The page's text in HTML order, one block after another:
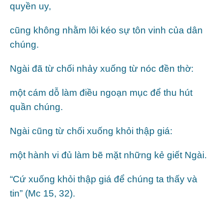
quyền uy,
cũng không nhằm lôi kéo sự tôn vinh của dân
chúng.
Ngài đã từ chối nhảy xuống từ nóc đền thờ:
một cám dỗ làm điều ngoạn mục để thu hút
quần chúng.
Ngài cũng từ chối xuống khỏi thập giá:
một hành vi đủ làm bẽ mặt những kẻ giết Ngài.
“Cứ xuống khỏi thập giá để chúng ta thấy và
tin” (Mc 15, 32).